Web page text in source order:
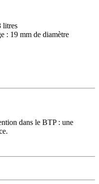
litres
: 19 mm de diamètre
dans le BTP : une